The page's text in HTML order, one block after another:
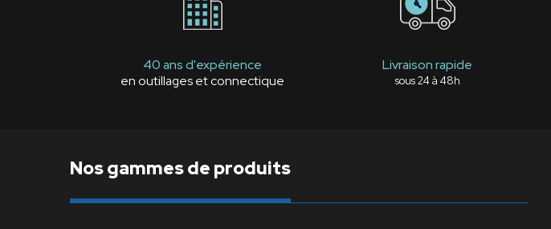
40 ans d'expérience
en outillages et connectique
Livraison rapide
sous 24 à 48h
Nos gammes de produits